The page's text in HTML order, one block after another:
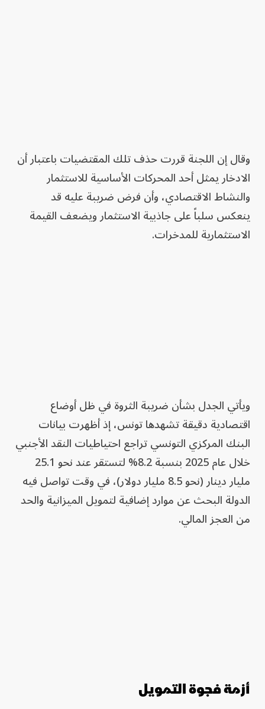
وقال إن اللجنة قررت حذف تلك المقتضيات باعتبار أن
الادخار يمثل أحد المحركات الأساسية للاستثمار
والنشاط الاقتصادي، وأن فرض ضريبة عليه قد
ينعكس سلباً على جاذبية الاستثمار ويضعف القيمة
الاستثمارية للمدخرات.
ويأتي الجدل بشأن ضريبة الثروة في ظل أوضاع
اقتصادية دقيقة تشهدها تونس، إذ أظهرت بيانات
البنك المركزي التونسي تراجع احتياطيات النقد الأجنبي
خلال عام 2025 بنسبة 8.2% لتستقر عند نحو 25.1
مليار دينار (نحو 8.5 مليار دولار)، في وقت تواصل فيه
الدولة البحث عن موارد إضافية لتمويل الميزانية والحد
من العجز المالي.
أزمة فجوة التمويل